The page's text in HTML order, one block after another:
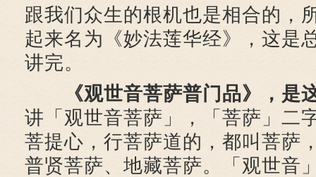
跟我们众生的根机也是相合的，
起来名为《妙法莲华经》，这是
讲完。
《观世音菩萨普门品》，是
讲「观世音菩萨」，「菩萨」二
菩提心，行菩萨道的，都叫菩萨
普贤菩萨、地藏菩萨。「观世音